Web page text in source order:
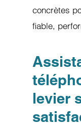
concrètes
fiable,
levier